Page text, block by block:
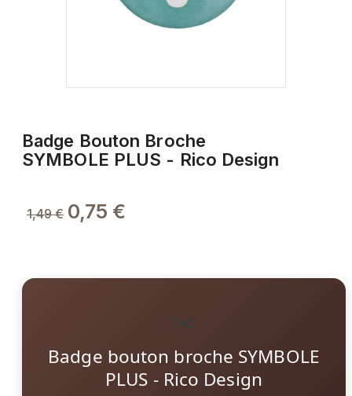
Badge Bouton Broche
SYMBOLE PLUS - Rico Design
1,49 € 0,75 €
✂️
Badge bouton broche SYMBOLE
PLUS - Rico Design